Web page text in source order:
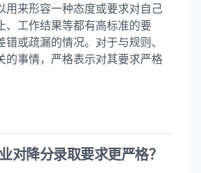
用来形容一种态度或要求对自己
、工作结果等都有高标准的要
或疏漏的情况。对于与规则、
的事情，严格表示对其要求严格
对降分录取要求更严格？